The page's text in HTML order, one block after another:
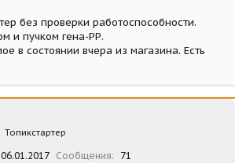
без проверки работоспособности.
и пучком гена-РР.
в состоянии вчера из магазина. Есть
Топикстартер
06.01.2017 Сообщения
71